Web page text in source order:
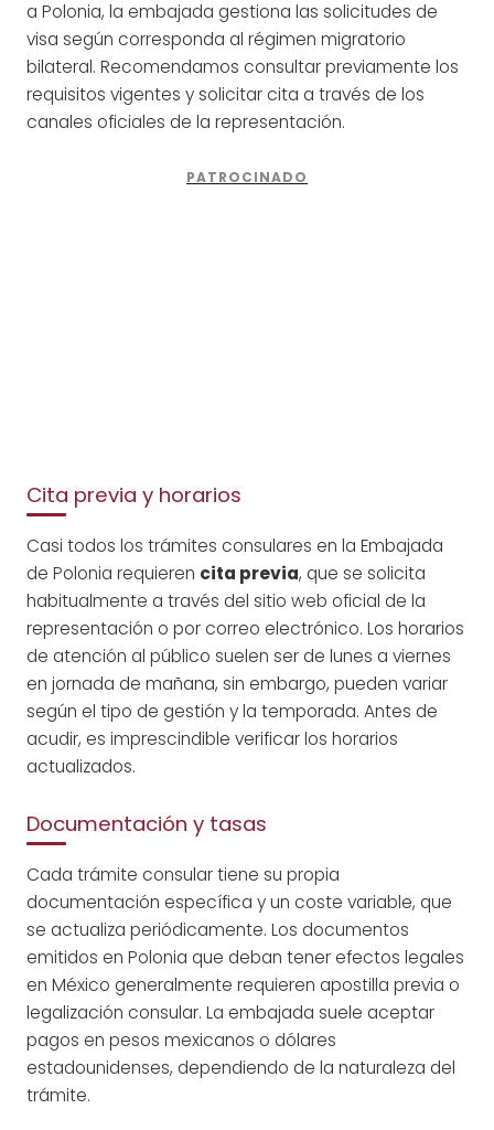
a Polonia, la embajada gestiona las solicitudes de
visa según corresponda al régimen migratorio
bilateral. Recomendamos consultar previamente los
requisitos vigentes y solicitar cita a través de los
canales oficiales de la representación.
Cita previa y horarios
Casi todos los trámites consulares en la Embajada
de Polonia requieren cita previa, que se solicita
habitualmente a través del sitio web oficial de la
representación o por correo electrónico. Los horarios
de atención al público suelen ser de lunes a viernes
en jornada de mañana, sin embargo, pueden variar
según el tipo de gestión y la temporada. Antes de
acudir, es imprescindible verificar los horarios
actualizados.
Documentación y tasas
Cada trámite consular tiene su propia
documentación específica y un coste variable, que
se actualiza periódicamente. Los documentos
emitidos en Polonia que deban tener efectos legales
en México generalmente requieren apostilla previa o
legalización consular. La embajada suele aceptar
pagos en pesos mexicanos o dólares
estadounidenses, dependiendo de la naturaleza del
trámite.